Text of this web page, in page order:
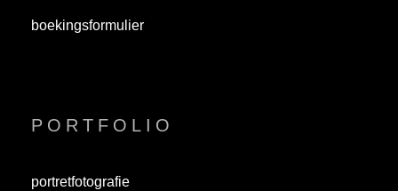
boekingsformulier
PORTFOLIO
portretfotografie